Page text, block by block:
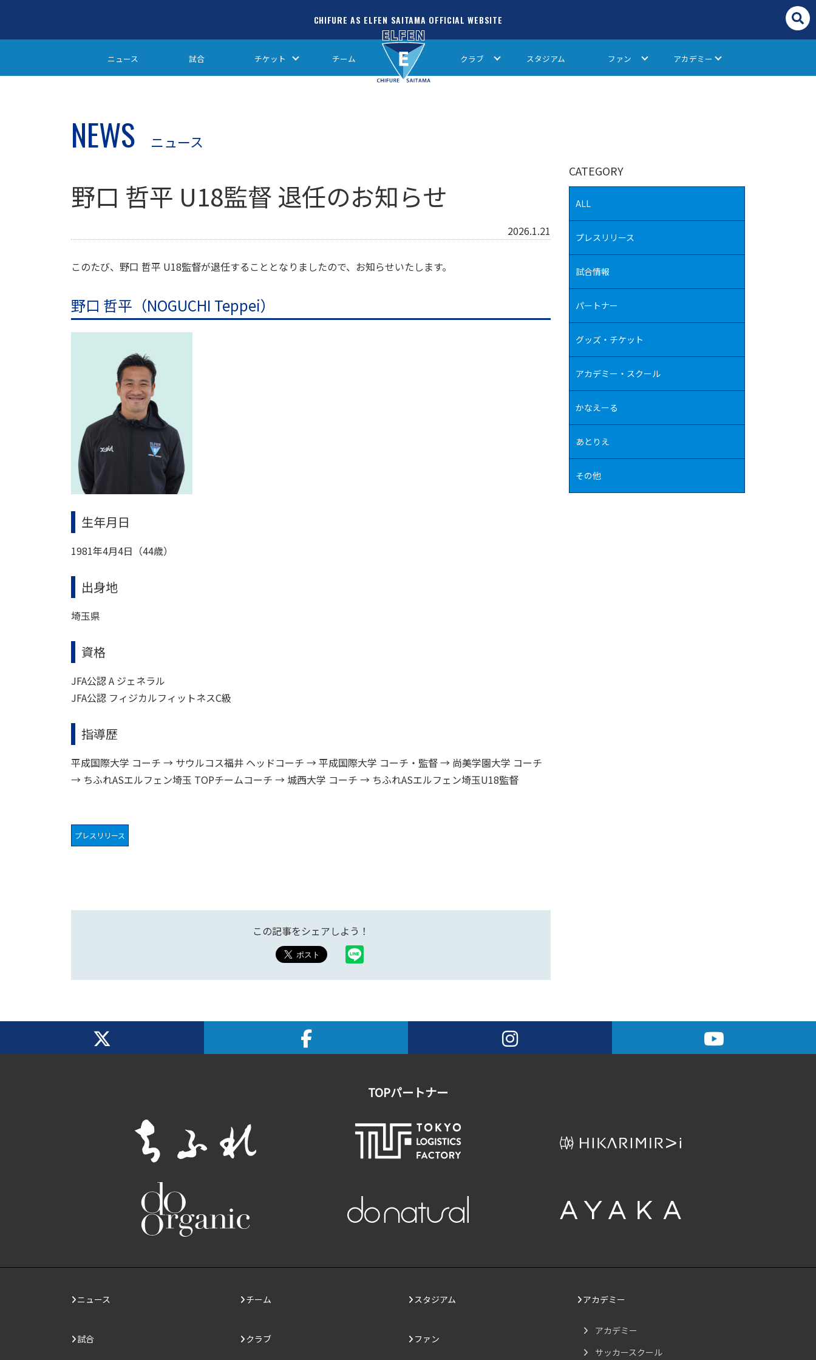
CHIFURE AS ELFEN SAITAMA OFFICIAL WEBSITE
ニュース 試合 チケット チーム クラブ スタジアム ファン アカデミー
NEWS ニュース
野口 哲平 U18監督 退任のお知らせ
2026.1.21
このたび、野口 哲平 U18監督が退任することとなりましたので、お知らせいたします。
野口 哲平 （NOGUCHI Teppei）
生年月日
1981年4月4日（44歳）
出身地
埼玉県
資格
JFA公認 A ジェネラル
JFA公認 フィジカルフィットネスC級
指導歴
平成国際大学 コーチ → サウルコス福井 ヘッドコーチ → 平成国際大学 コーチ・監督 → 尚美学園大学 コーチ
→ ちふれASエルフェン埼玉 TOPチームコーチ → 城西大学 コーチ → ちふれASエルフェン埼玉U18監督
プレスリリース
この記事をシェアしよう！
CATEGORY
ALL
プレスリリース
試合情報
パートナー
グッズ・チケット
アカデミー・スクール
かなえーる
あとりえ
その他
TOPパートナー
ニュース
試合
チーム
クラブ
スタジアム
ファン
アカデミー
アカデミー
サッカースクール